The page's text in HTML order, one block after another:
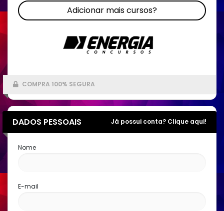
DADOS PESSOAIS Já possui conta? Clique aqui!
Nome
E-mail
Adicionar mais cursos?
COMPRA 100% SEGURA